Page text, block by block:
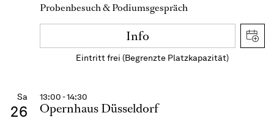
Probenbesuch & Podiumsgespräch
Info
Eintritt frei (Begrenzte Platzkapazität)
Sa
26
13:00 - 14:30
Opernhaus Düsseldorf